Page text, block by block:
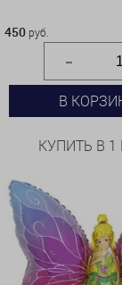
450 руб.
В
КУПИТЬ В 1